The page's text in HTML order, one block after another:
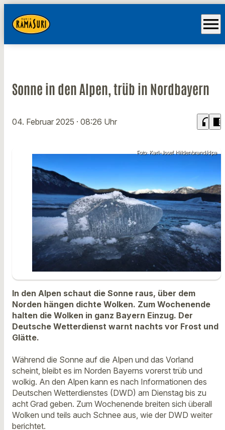
menu
Sonne in den Alpen, trüb in Nordbayern
04. Februar 2025 · 08:26 Uhr headphones chrome_reader_mode
Foto: Karl-Josef Hildenbrand/dpa
In den Alpen schaut die Sonne raus, über dem
Norden hängen dichte Wolken. Zum Wochenende
halten die Wolken in ganz Bayern Einzug. Der
Deutsche Wetterdienst warnt nachts vor Frost und
Glätte.
Während die Sonne auf die Alpen und das Vorland
scheint, bleibt es im Norden Bayerns vorerst trüb und
wolkig. An den Alpen kann es nach Informationen des
Deutschen Wetterdienstes (DWD) am Dienstag bis zu
acht Grad geben. Zum Wochenende breiten sich überall
Wolken und teils auch Schnee aus, wie der DWD weiter
berichtet.